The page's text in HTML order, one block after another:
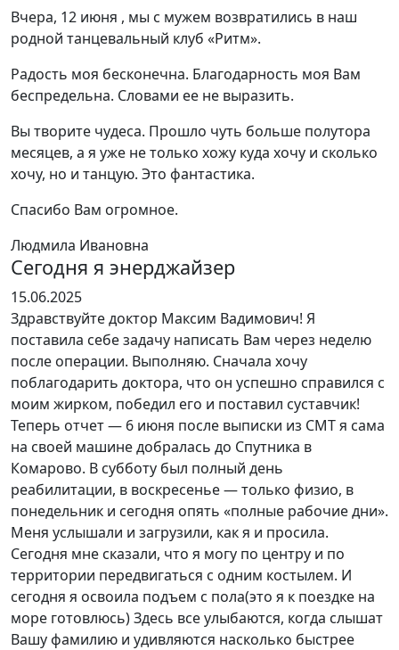
Вчера, 12 июня , мы с мужем возвратились в наш
родной танцевальный клуб «Ритм».
Радость моя бесконечна. Благодарность моя Вам
беспредельна. Словами ее не выразить.
Вы творите чудеса. Прошло чуть больше полутора
месяцев, а я уже не только хожу куда хочу и сколько
хочу, но и танцую. Это фантастика.
Спасибо Вам огромное.
Людмила Ивановна
Сегодня я энерджайзер
Оценка
5
из
5
15.06.2025
Здравствуйте доктор Максим Вадимович! Я
поставила себе задачу написать Вам через неделю
после операции. Выполняю. Сначала хочу
поблагодарить доктора, что он успешно справился с
моим жирком, победил его и поставил суставчик!
Теперь отчет — 6 июня после выписки из СМТ я сама
на своей машине добралась до Спутника в
Комарово. В субботу был полный день
реабилитации, в воскресенье — только физио, в
понедельник и сегодня опять «полные рабочие дни».
Меня услышали и загрузили, как я и просила.
Сегодня мне сказали, что я могу по центру и по
территории передвигаться с одним костылем. И
сегодня я освоила подъем с пола(это я к поездке на
море готовлюсь) Здесь все улыбаются, когда слышат
Вашу фамилию и удивляются насколько быстрее